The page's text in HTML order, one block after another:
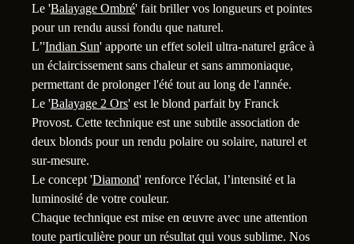
1
Le 'Balayage Ombré' fait briller vos longueurs et pointes
pour un rendu aussi fondu que naturel.
L’'Indian Sun' apporte un effet soleil ultra-naturel grâce à
un éclaircissement sans chaleur et sans ammoniaque,
permettant de prolonger l'été tout au long de l'année.
Le 'Balayage 2 Ors' est le blond parfait by Franck
Provost. Cette technique est une subtile association de
deux blonds pour un rendu polaire ou solaire, naturel et
sur-mesure.
Le concept 'Diamond' renforce l'éclat, l’intensité et la
luminosité de votre couleur.
Chaque technique est mise en œuvre avec une attention
toute particulière pour un résultat qui vous sublime. Nos